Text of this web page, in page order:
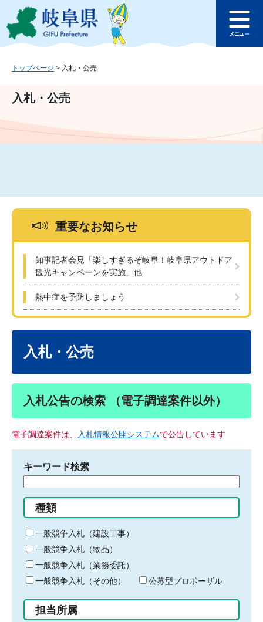
ジ
ュ
文
このページの本文へ
ュ
トップページ > 入札・公売
入札・公売
重要なお知らせ
知事記者会見「楽しすぎるぞ岐阜！岐阜県アウトドア
観光キャンペーンを実施」他
熱中症を予防しましょう
入札・公売
入札公告の検索 （電子調達案件以外）
電子調達案件は、 入札情報公開システムで公告しています
キーワード検索
る
キ
ー
ワ
ー
ド
入
力
種類
一般競争入札（建設工事）
一般競争入札（物品）
一般競争入札（業務委託）
一般競争入札（その他）
公募型プロポーザル
担当所属